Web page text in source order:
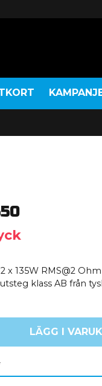
x 135W RMS@2
klass AB från
LÄGG I